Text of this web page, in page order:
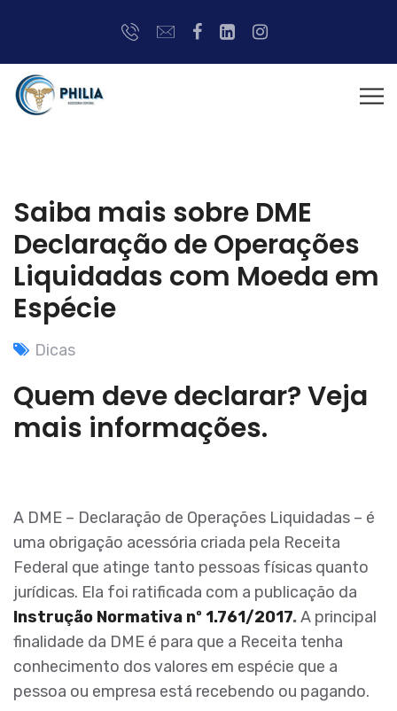
Saiba mais sobre DME 
Declaração de Operações
Liquidadas com Moeda em
Espécie
Dicas
Quem deve declarar? Veja
mais informações.
A DME – Declaração de Operações Liquidadas – é
uma obrigação acessória criada pela Receita
Federal que atinge tanto pessoas físicas quanto
jurídicas. Ela foi ratificada com a publicação da
Instrução Normativa nº 1.761/2017.A principal
finalidade da DME é para que a Receita tenha
conhecimento dos valores em espécie que a
pessoa ou empresa está recebendo ou pagando.